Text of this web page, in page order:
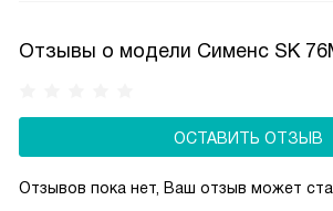
защиту и чистоту. Эта функция
гигиены. Она гарантирует, что ваша
не только чистой, но и безопасной для
Отзывы о модели Сименс SK
ОСТАВИТЬ ОТЗЫВ
Отзывов пока нет, Ваш отзыв может